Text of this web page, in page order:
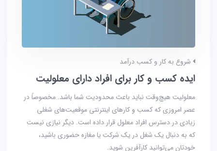
شروع به کار و کسب درآمد
ایده کسب و کار برای افراد دارای معلولیت
معلولیت هیچ‌وقت نباید باعث محدودیت شما باشد. مخصوصاً در
عصر امروزی که کسب و کارهای اینترنتی موقعیت‌های شغلی
زیادی در دسترس افراد معلول قرار داده است. دیگر نیازی نیست
که به دنبال یک شغل در یک شرکت یا مغازه حضوری باشید،
خودتان می‌توانید کارآفرین شوید.